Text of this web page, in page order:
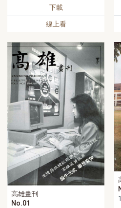
下載
線上看
高雄畫刊
No.01